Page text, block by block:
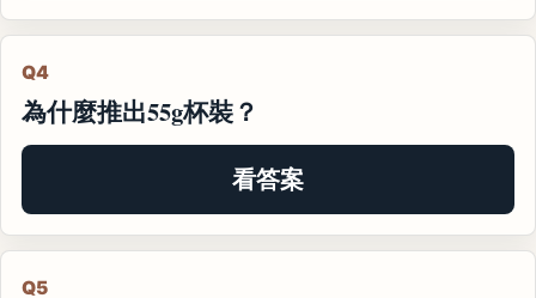
Q4
為什麼推出55g杯裝？
看答案
Q5